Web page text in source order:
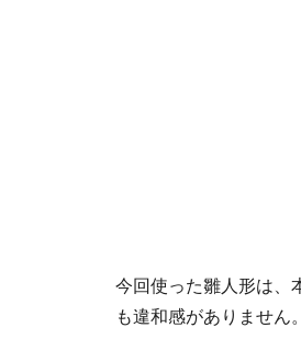
今回使った雛人形は、
も違和感がありません。